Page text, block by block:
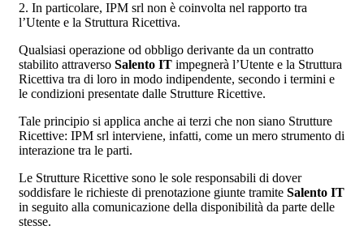
2. In particolare, IPM srl non è coinvolta nel rapporto tra
l’Utente e la Struttura Ricettiva.
Qualsiasi operazione od obbligo derivante da un contratto
stabilito attraverso Salento IT impegnerà l’Utente e la Struttura
Ricettiva tra di loro in modo indipendente, secondo i termini e
le condizioni presentate dalle Strutture Ricettive.
Tale principio si applica anche ai terzi che non siano Strutture
Ricettive: IPM srl interviene, infatti, come un mero strumento di
interazione tra le parti.
Le Strutture Ricettive sono le sole responsabili di dover
soddisfare le richieste di prenotazione giunte tramite Salento IT
in seguito alla comunicazione della disponibilità da parte delle
stesse.